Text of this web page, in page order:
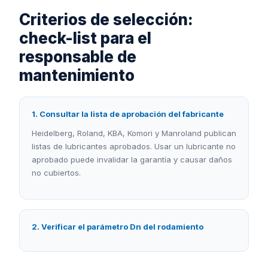
Criterios de selección:
check-list para el
responsable de
mantenimiento
1. Consultar la lista de aprobación del fabricante
Heidelberg, Roland, KBA, Komori y Manroland publican
listas de lubricantes aprobados. Usar un lubricante no
aprobado puede invalidar la garantía y causar daños
no cubiertos.
2. Verificar el parámetro Dn del rodamiento